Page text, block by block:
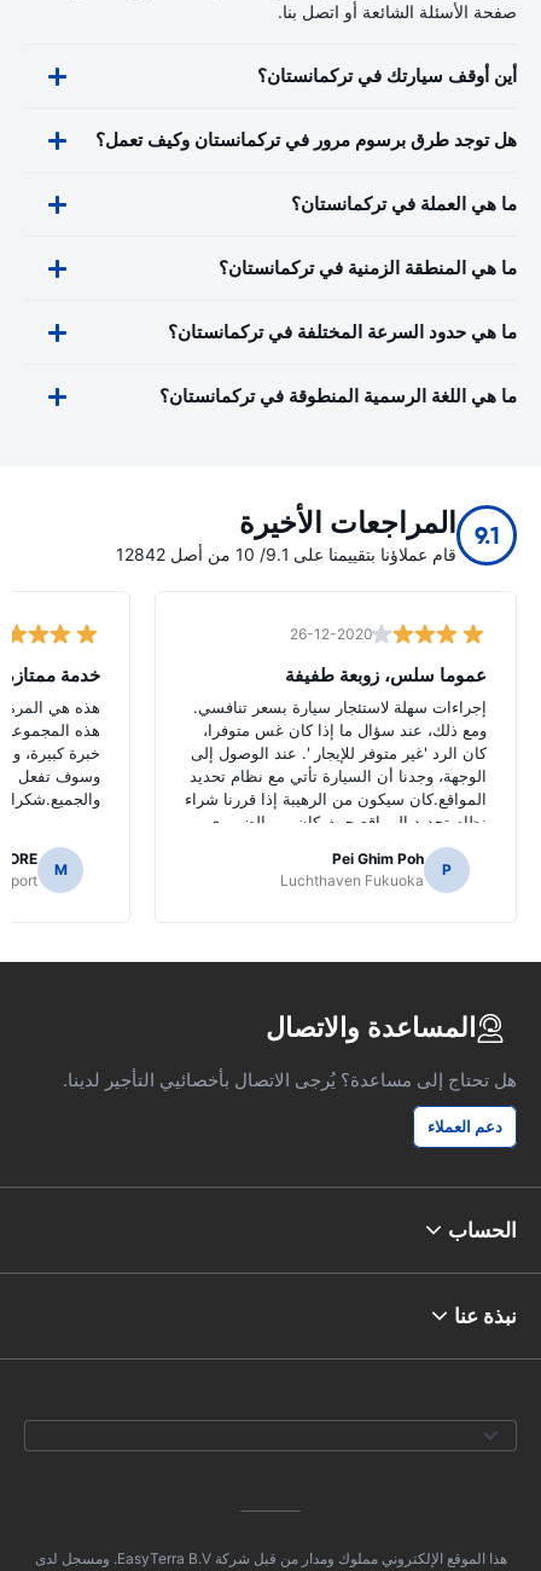
صفحة الأسئلة الشائعة أو اتصل بنا.
أين أوقف سيارتك في تركمانستان؟
هل توجد طرق برسوم مرور في تركمانستان وكيف تعمل؟
ما هي العملة في تركمانستان؟
ما هي المنطقة الزمنية في تركمانستان؟
ما هي حدود السرعة المختلفة في تركمانستان؟
ما هي اللغة الرسمية المنطوقة في تركمانستان؟
9.1 المراجعات الأخيرة
قام عملاؤنا بتقييمنا على 9.1/ 10 من أصل 12842
26-12-2020
عموما سلس، زوبعة طفيفة
إجراءات سهلة لاستئجار سيارة بسعر تنافسي.
ومع ذلك، عند سؤال ما إذا كان غس متوفرا،
كان الرد 'غير متوفر للإيجار '. عند الوصول إلى
الوجهة، وجدنا أن السيارة تأتي مع نظام تحديد
المواقع.كان سيكون من الرهيبة إذا قررنا شراء
نظام تحديد المواقع حيث كان من الضروري
للتنقل الطرق اليابانية.
P
Pei Ghim Poh
Luchthaven Fukuoka
خدمة ممتازة
هذه هي المرة
هذه
خبرة كبيرة،
وسوف تفعل
والجميع.شكرا
M
المساعدة والاتصال
هل تحتاج إلى مساعدة؟ يُرجى الاتصال بأخصائيي التأجير لدينا.
دعم العملاء
الحساب
نبذة عنا
هذا الموقع الإلكتروني مملوك ومدار من قبل شركة EasyTerra B.V. ومسجل لدى